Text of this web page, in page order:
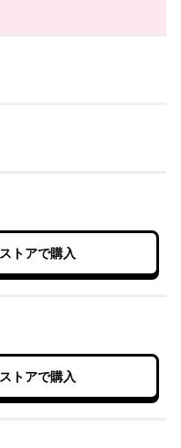
ストアで購入
ストアで購入